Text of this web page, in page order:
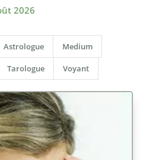
2026
Astrologue Medium
Tarologue Voyant